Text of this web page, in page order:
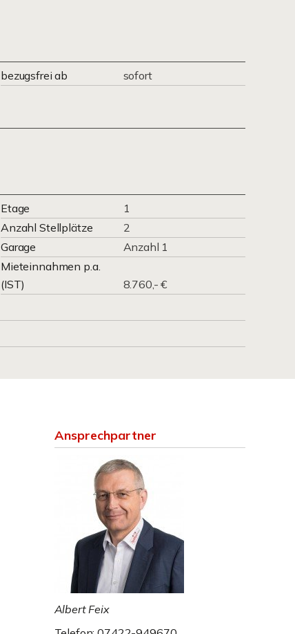
bezugsfrei ab sofort
Etage
1
Anzahl Stellplätze
2
Garage Anzahl 1
Mieteinnahmen p.a.
(IST)
8.760,- €
Ansprechpartner
Albert Feix